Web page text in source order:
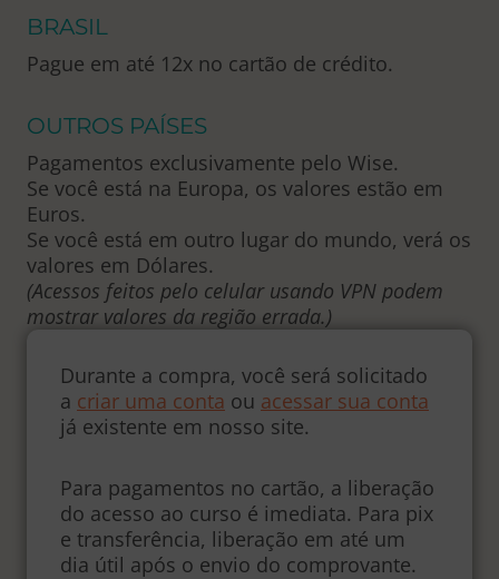
BRASIL
Pague em até 12x no cartão de crédito.
OUTROS PAÍSES
Pagamentos exclusivamente pelo Wise.
Se você está na Europa, os valores estão em
Euros.
Se você está em outro lugar do mundo, verá os
valores em Dólares.
(Acessos feitos pelo celular usando VPN podem
mostrar valores da região errada.)
Durante a compra, você será solicitado
a criar uma conta ou acessar sua conta
já existente em nosso site.
Para pagamentos no cartão, a liberação
do acesso ao curso é imediata. Para pix
e transferência, liberação em até um
dia útil após o envio do comprovante.